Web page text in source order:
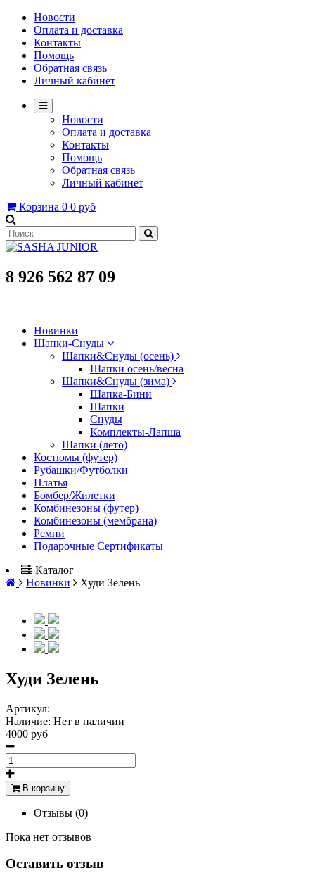
Новости
Оплата и доставка
Контакты
Помощь
Обратная связь
Личный кабинет
Новости
Оплата и доставка
Контакты
Помощь
Обратная связь
Личный кабинет
Корзина 0 0 руб
8 926 562 87 09
Новинки
Шапки-Снуды
Шапки&Cнуды (осень)
Шапки осень/весна
Шапки&Cнуды (зима)
Шапка-Бини
Шапки
Снуды
Комплекты-Лапша
Шапки (лето)
Костюмы (футер)
Рубашки/Футболки
Платья
Бомбер/Жилетки
Комбинезоны (футер)
Комбинезоны (мембрана)
Ремни
Подарочные Сертификаты
Каталог
Новинки
Худи Зелень
Худи Зелень
Артикул:
Наличие: Нет в наличии
4000 руб
В корзину
Отзывы (0)
Пока нет отзывов
Оставить отзыв